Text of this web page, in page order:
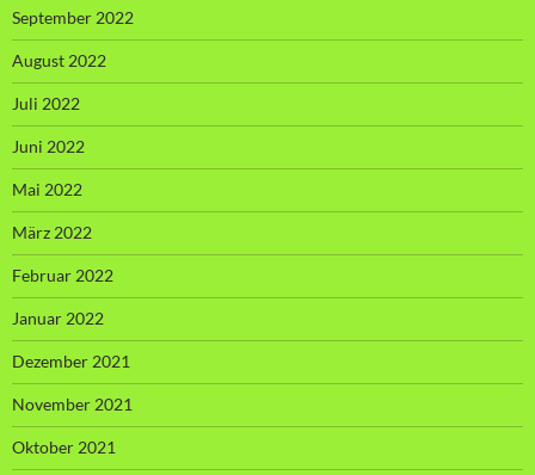
September 2022
August 2022
Juli 2022
Juni 2022
Mai 2022
März 2022
Februar 2022
Januar 2022
Dezember 2021
November 2021
Oktober 2021